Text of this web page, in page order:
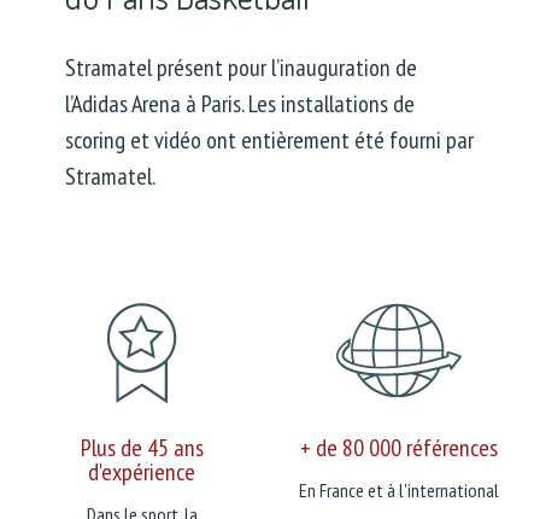
Stramatel présent pour l’inauguration de
l’Adidas Arena à Paris. Les installations de
scoring et vidéo ont entièrement été fourni par
Stramatel.
Plus de 45 ans
d'expérience
Dans le sport, la
+ de 80 000 références
En France et à l'international